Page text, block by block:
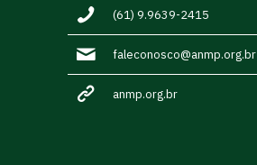
(61) 9.9639-2415
faleconosco@anmp.org.br
anmp.org.br